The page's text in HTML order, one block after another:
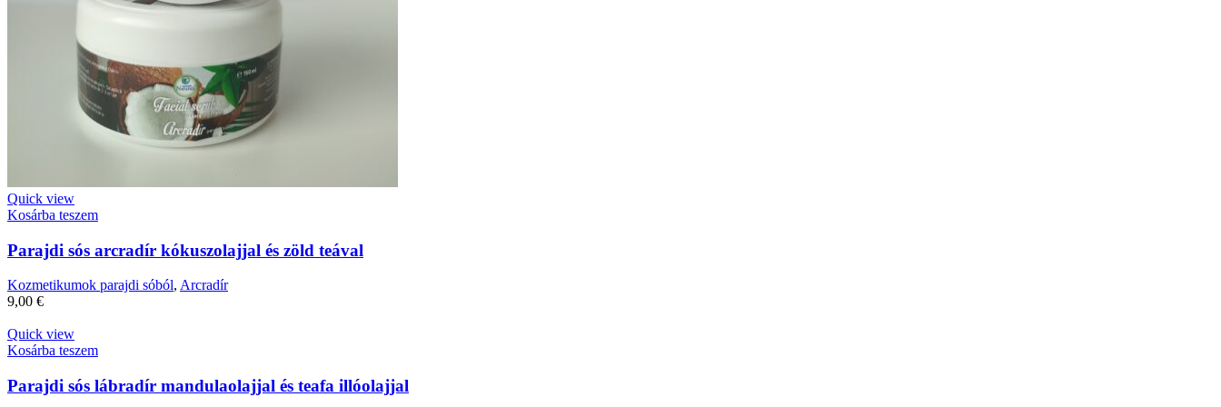
Quick view
Kosárba teszem
Parajdi sós arcradír kókuszolajjal és zöld teával
Kozmetikumok parajdi sóból, Arcradír
9,00 €
Quick view
Kosárba teszem
Parajdi sós lábradír mandulaolajjal és teafa illóolajjal